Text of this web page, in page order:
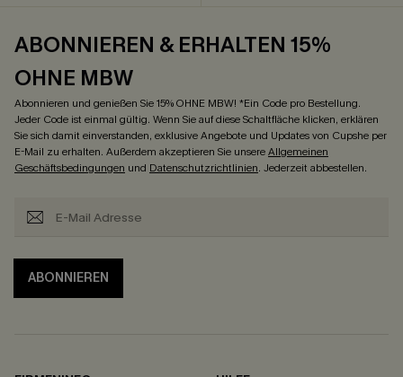
ABONNIEREN & ERHALTEN 15%
OHNE MBW
Abonnieren und genießen Sie 15% OHNE MBW! *Ein Code pro Bestellung.
Jeder Code ist einmal gültig. Wenn Sie auf diese Schaltfläche klicken, erklären
Sie sich damit einverstanden, exklusive Angebote und Updates von Cupshe per
E-Mail zu erhalten. Außerdem akzeptieren Sie unsereAllgemeinen
Geschäftsbedingungen und Datenschutzrichtlinien. Jederzeit abbestellen.
ABONNIEREN